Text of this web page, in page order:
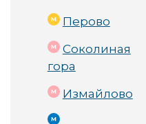
Перово
Соколиная
гора
Измайлово